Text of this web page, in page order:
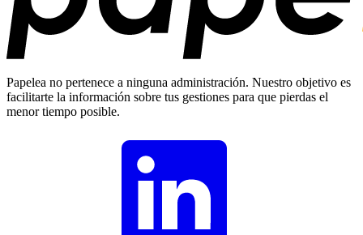
Papelea no pertenece a ninguna administración. Nuestro objetivo es
facilitarte la información sobre tus gestiones para que pierdas el
menor tiempo posible.